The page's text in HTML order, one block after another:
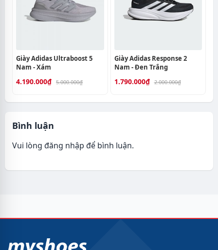
Giày Adidas Ultraboost 5
Nam - Xám
4.190.000₫ 5.000.000₫
Giày Adidas Response 2
Nam - Đen Trắng
1.790.000₫ 2.000.000₫
Bình luận
Vui lòng đăng nhập để bình luận.